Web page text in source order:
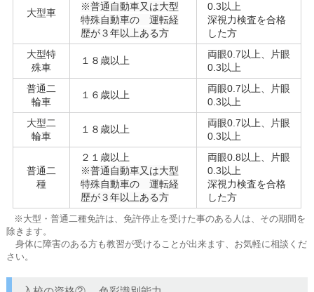
大型車
※普通自動車又は大型
特殊自動車の 運転経
歴が３年以上ある方
0.3以上
深視力検査を合格
した方
大型特
殊車
１８歳以上
両眼0.7以上、片眼
0.3以上
普通二
輪車
１６歳以上
両眼0.7以上、片眼
0.3以上
大型二
輪車
１８歳以上
両眼0.7以上、片眼
0.3以上
普通二
種
２１歳以上
※普通自動車又は大型
特殊自動車の 運転経
歴が３年以上ある方
両眼0.8以上、片眼
0.3以上
深視力検査を合格
した方
※大型・普通二種免許は、免許停止を受けた事のある人は、その期間を
除きます。
身体に障害のある方も教習が受けることが出来ます、お気軽に相談くだ
さい。